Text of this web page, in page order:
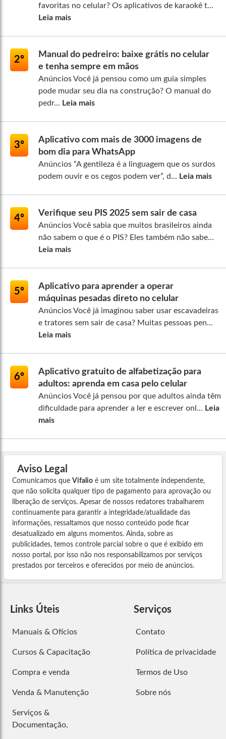
favoritas no celular? Os aplicativos de karaokê t...
Leia mais
2º
Manual do pedreiro: baixe grátis no celular
e tenha sempre em mãos
Anúncios Você já pensou como um guia simples
pode mudar seu dia na construção? O manual do
pedr... Leia mais
3º
Aplicativo com mais de 3000 imagens de
bom dia para WhatsApp
Anúncios “A gentileza é a linguagem que os surdos
podem ouvir e os cegos podem ver”, d... Leia mais
4º
Verifique seu PIS 2025 sem sair de casa
Anúncios Você sabia que muitos brasileiros ainda
não sabem o que é o PIS? Eles também não sabe...
Leia mais
5º
Aplicativo para aprender a operar
máquinas pesadas direto no celular
Anúncios Você já imaginou saber usar escavadeiras
e tratores sem sair de casa? Muitas pessoas pen...
Leia mais
6º
Aplicativo gratuito de alfabetização para
adultos: aprenda em casa pelo celular
Anúncios Você já pensou por que adultos ainda têm
dificuldade para aprender a ler e escrever onl... Leia
mais
Aviso Legal
Comunicamos que Vifalio é um site totalmente independente,
que não solicita qualquer tipo de pagamento para aprovação ou
liberação de serviços. Apesar de nossos redatores trabalharem
continuamente para garantir a integridade/atualidade das
informações, ressaltamos que nosso conteúdo pode ficar
desatualizado em alguns momentos. Ainda, sobre as
publicidades, temos controle parcial sobre o que é exibido em
nosso portal, por isso não nos responsabilizamos por serviços
prestados por terceiros e oferecidos por meio de anúncios.
Links Úteis
Manuais & Ofícios
Cursos & Capacitação
Compra e venda
Venda & Manutenção
Serviços &
Documentação,
Serviços
Contato
Política de privacidade
Termos de Uso
Sobre nós